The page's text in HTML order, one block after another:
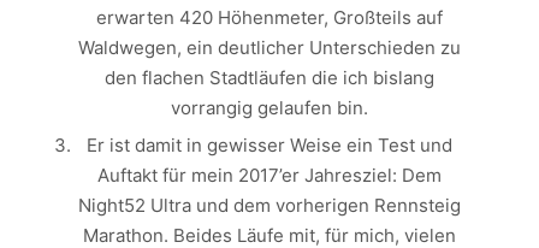
erwarten 420 Höhenmeter, Großteils auf
Waldwegen, ein deutlicher Unterschieden zu
den flachen Stadtläufen die ich bislang
vorrangig gelaufen bin.
Er ist damit in gewisser Weise ein Test und
Auftakt für mein 2017’er Jahresziel: Dem
Night52 Ultra und dem vorherigen Rennsteig
Marathon. Beides Läufe mit, für mich, vielen